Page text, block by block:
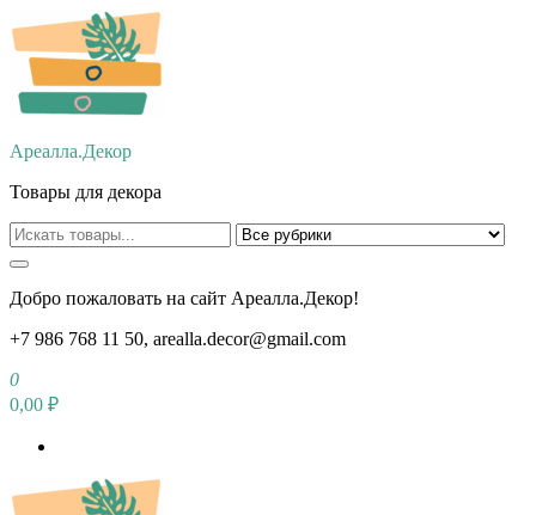
Перейти
к
содержимому
Ареалла.Декор
Товары для декора
Добро пожаловать на сайт Ареалла.Декор!
+7 986 768 11 50, arealla.decor@gmail.com
0
0,00 ₽